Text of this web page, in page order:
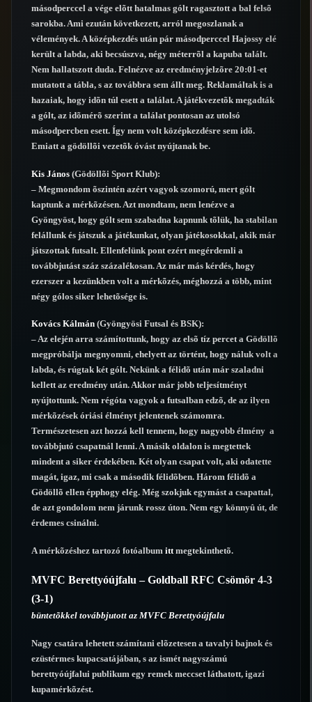
másodperccel a vége elõtt hatalmas gólt ragasztott a bal felsõ
sarokba. Ami ezután következett, arról megoszlanak a
vélemények. A középkezdés után pár másodperccel Hajossy elé
került a labda, aki becsúszva, négy méterrõl a kapuba talált.
Nem hallatszott duda. Felnézve az eredményjelzõre 20:01-et
mutatott a tábla, s az továbbra sem állt meg. Reklamáltak is a
hazaiak, hogy idõn túl esett a találat. A játékvezetõk megadták
a gólt, az idõmérõ szerint a találat pontosan az utolsó
másodpercben esett. Így nem volt középkezdésre sem idõ.
Emiatt a gödöllõi vezetõk óvást nyújtanak be.
Kis János (Gödöllõi Sport Klub):
– Megmondom õszintén azért vagyok szomorú, mert gólt
kaptunk a mérkõzésen. Azt mondtam, nem lenézve a
Gyöngyöst, hogy gólt sem szabadna kapnunk tõlük, ha stabilan
felállunk és játszuk a játékunkat, olyan játékosokkal, akik már
játszottak futsalt. Ellenfelünk pont ezért megérdemli a
továbbjutást száz százalékosan. Az már más kérdés, hogy
ezerszer a kezünkben volt a mérkõzés, méghozzá a több, mint
négy gólos siker lehetõsége is.
Kovács Kálmán (Gyöngyösi Futsal és BSK):
– Az elején arra számítottunk, hogy az elsõ tíz percet a Gödöllõ
megpróbálja megnyomni, ehelyett az történt, hogy náluk volt a
labda, és rúgtak két gólt. Nekünk a félidõ után már szaladni
kellett az eredmény után. Akkor már jobb teljesítményt
nyújtottunk. Nem régóta vagyok a futsalban edzõ, de az ilyen
mérkõzések óriási élményt jelentenek számomra.
Természetesen azt hozzá kell tennem, hogy nagyobb élmény a
továbbjutó csapatnál lenni. A másik oldalon is megtettek
mindent a siker érdekében. Két olyan csapat volt, aki odatette
magát, igaz, mi csak a második félidõben. Három félidõ a
Gödöllõ ellen épphogy elég. Még szokjuk egymást a csapattal,
de azt gondolom nem járunk rossz úton. Nem egy könnyû út, de
érdemes csinálni.
A mérkõzéshez tartozó fotóalbum itt megtekinthetõ.
MVFC Berettyóújfalu – Goldball RFC Csömör 4-3
(3-1)
büntetõkkel továbbjutott az MVFC Berettyóújfalu
Nagy csatára lehetett számítani elõzetesen a tavalyi bajnok és
ezüstérmes kupacsatájában, s az ismét nagyszámú
berettyóújfalui publikum egy remek meccset láthatott, igazi
kupamérkõzést.